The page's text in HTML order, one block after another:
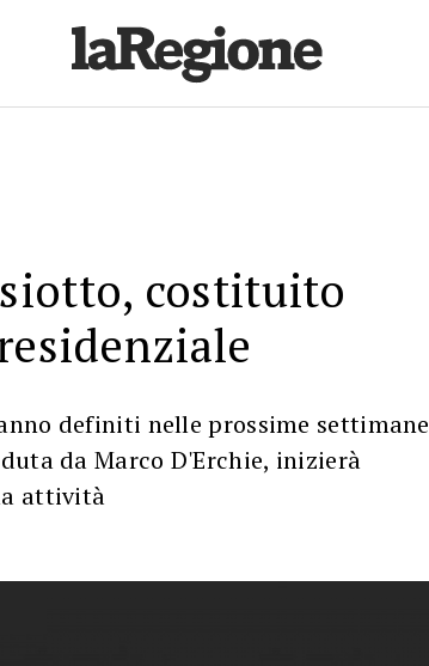
costituito
definiti nelle prossime settimane
da Marco D'Erchie, inizierà
attività